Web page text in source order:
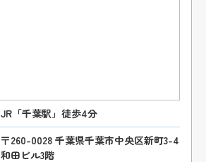
JR「千葉駅」徒歩4分
〒260-0028 千葉県千葉市中央区新町3-4
和田ビル3階